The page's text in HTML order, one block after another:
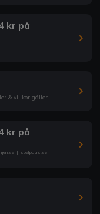
kr på
& villkor gäller
kr på
| spelpaus.se